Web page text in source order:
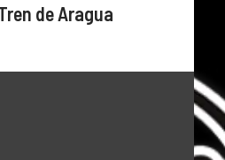
de Aragua